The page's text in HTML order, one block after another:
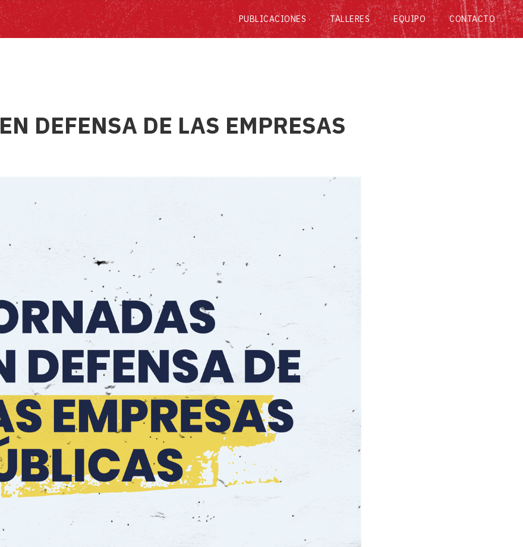
PUBLICACIONES TALLERES EQUIPO CONTACTO
DEFENSA DE LAS EMPRESAS